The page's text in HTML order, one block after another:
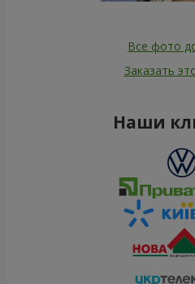
Все фото
Заказать
Наши